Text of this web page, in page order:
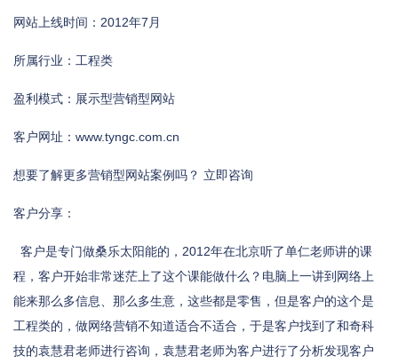
网站上线时间：2012年7月
所属行业：工程类
盈利模式：展示型营销型网站
客户网址：www.tyngc.com.cn
想要了解更多营销型网站案例吗？ 立即咨询
客户分享：
客户是专门做桑乐太阳能的，2012年在北京听了单仁老师讲的课
程，客户开始非常迷茫上了这个课能做什么？电脑上一讲到网络上
能来那么多信息、那么多生意，这些都是零售，但是客户的这个是
工程类的，做网络营销不知道适合不适合，于是客户找到了和奇科
技的袁慧君老师进行咨询，袁慧君老师为客户进行了分析发现客户